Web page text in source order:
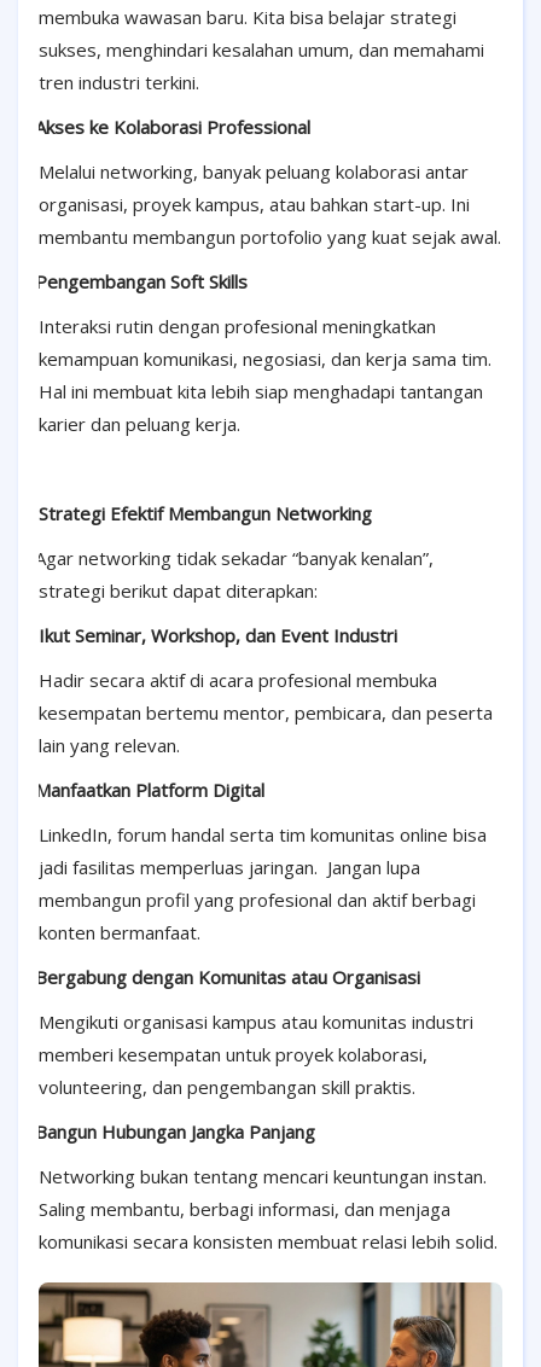
membuka wawasan baru. Kita bisa belajar strategi
sukses, menghindari kesalahan umum, dan memahami
tren industri terkini.
Akses ke Kolaborasi Professional
Melalui networking, banyak peluang kolaborasi antar
organisasi, proyek kampus, atau bahkan start-up. Ini
membantu membangun portofolio yang kuat sejak awal.
Pengembangan Soft Skills
Interaksi rutin dengan profesional meningkatkan
kemampuan komunikasi, negosiasi, dan kerja sama tim.
Hal ini membuat kita lebih siap menghadapi tantangan
karier dan peluang kerja.
Strategi Efektif Membangun Networking
Agar networking tidak sekadar “banyak kenalan”,
strategi berikut dapat diterapkan:
Ikut Seminar, Workshop, dan Event Industri
Hadir secara aktif di acara profesional membuka
kesempatan bertemu mentor, pembicara, dan peserta
lain yang relevan.
Manfaatkan Platform Digital
LinkedIn, forum handal serta tim komunitas online bisa
jadi fasilitas memperluas jaringan. Jangan lupa
membangun profil yang profesional dan aktif berbagi
konten bermanfaat.
Bergabung dengan Komunitas atau Organisasi
Mengikuti organisasi kampus atau komunitas industri
memberi kesempatan untuk proyek kolaborasi,
volunteering, dan pengembangan skill praktis.
Bangun Hubungan Jangka Panjang
Networking bukan tentang mencari keuntungan instan.
Saling membantu, berbagi informasi, dan menjaga
komunikasi secara konsisten membuat relasi lebih solid.